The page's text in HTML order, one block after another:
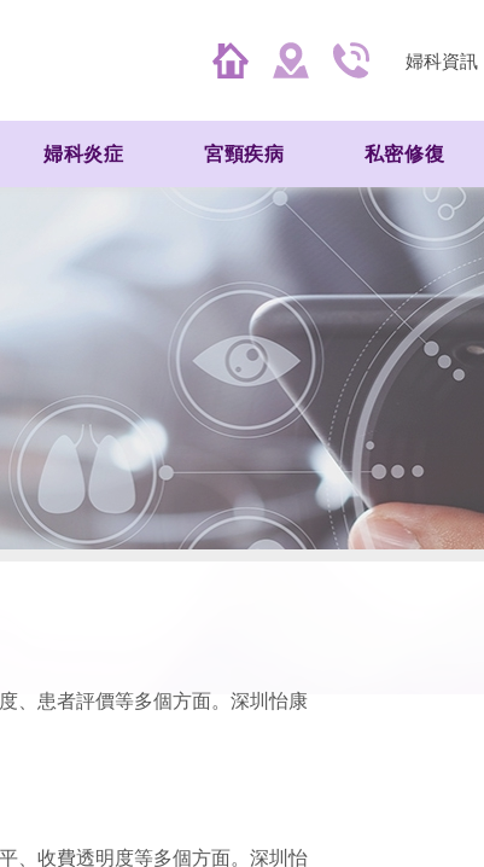
婦科資訊
婦科炎症 宮頸疾病 私密修復
、患者評價等多個方面。深圳怡康
、收費透明度等多個方面。深圳怡